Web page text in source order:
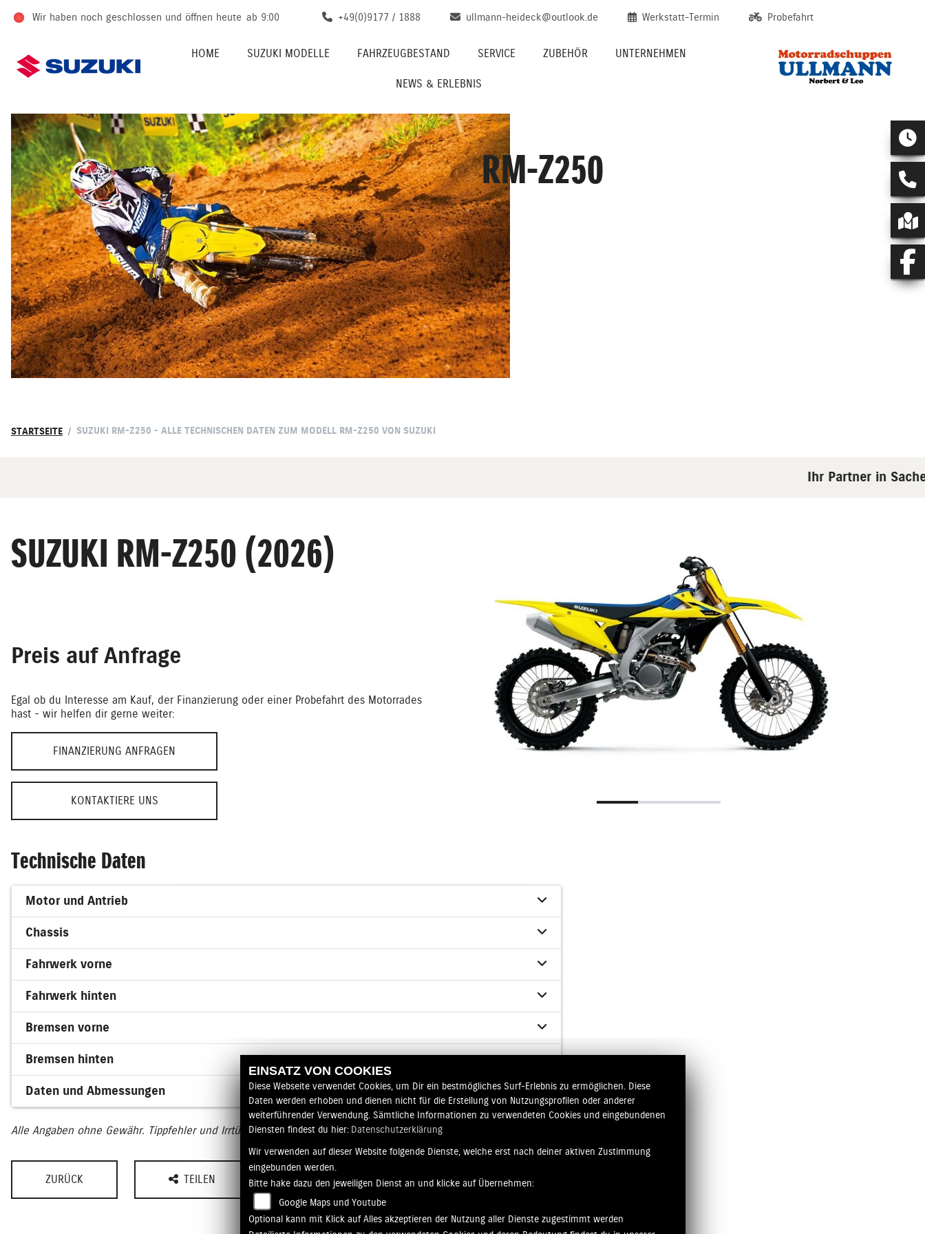
Wir haben noch geschlossen und öffnen heute ab 9:00 +49(0)9177 / 1888 ullmann-heideck@outlook.de Werkstatt-Termin Probefahrt
HOME SUZUKI MODELLE FAHRZEUGBESTAND SERVICE ZUBEHÖR UNTERNEHMEN
NEWS & ERLEBNIS
RM-Z250
STARTSEITE SUZUKI RM-Z250 - ALLE TECHNISCHEN DATEN ZUM MODELL RM-Z250 VON SUZUKI
Ihr Partner in
SUZUKI RM-Z250 (2026)
Preis auf Anfrage
Egal ob du Interesse am Kauf, der Finanzierung oder einer Probefahrt des Motorrades
hast - wir helfen dir gerne weiter:
FINANZIERUNG ANFRAGEN
KONTAKTIERE UNS
Technische Daten
Motor und Antrieb
Chassis
Fahrwerk vorne
Fahrwerk hinten
Bremsen vorne
Bremsen hinten
Daten und Abmessungen
Alle Angaben ohne Gewähr. Tippfehler und Irrtümer vorbehalten.
ZURÜCK TEILEN
EINSATZ VON COOKIES
Diese Webseite verwendet Cookies, um Dir ein bestmögliches Surf-Erlebnis zu ermöglichen. Diese
Daten werden erhoben und dienen nicht für die Erstellung von Nutzungsprofilen oder anderer
weiterführender Verwendung. Sämtliche Informationen zu verwendeten Cookies und eingebundenen
Diensten findest du hier: Datenschutzerklärung
Wir verwenden auf dieser Website folgende Dienste, welche erst nach deiner aktiven Zustimmung
eingebunden werden.
Bitte hake dazu den jeweiligen Dienst an und klicke auf Übernehmen:
Google Maps und Youtube
Optional kann mit Klick auf Alles akzeptieren der Nutzung aller Dienste zugestimmt werden